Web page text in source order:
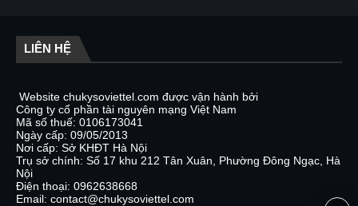
LIÊN HỆ
Website chukysoviettel.com được vận hành bởi
Công ty cổ phần tài nguyên mạng Việt Nam
Mã số thuế: 0106173041
Ngày cấp: 09/05/2013
Nơi cấp: Sở KHĐT Hà Nội
Trụ sở chính: Số 17 khu 212 Tân Xuân, Phường Đông Ngạc, Hà
Nội
Điện thoại: 0962638668
Email: contact@chukysoviettel.com